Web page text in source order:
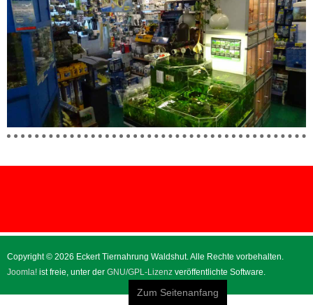
Copyright © 2026 Eckert Tiernahrung Waldshut. Alle Rechte vorbehalten.
Joomla! ist freie, unter der GNU/GPL-Lizenz veröffentlichte Software.
Zum Seitenanfang